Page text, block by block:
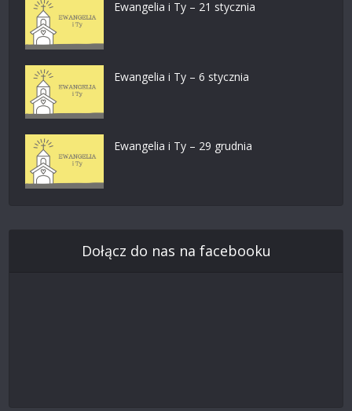
Ewangelia i Ty – 21 stycznia
Ewangelia i Ty – 6 stycznia
Ewangelia i Ty – 29 grudnia
Dołącz do nas na facebooku